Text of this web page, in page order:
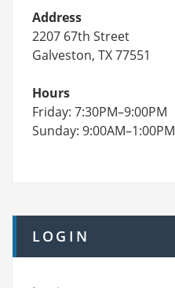
Address
2207 67th Street
Galveston, TX 77551
Hours
Friday: 7:30PM–9:00PM
Sunday: 9:00AM–1:00PM
LOGIN